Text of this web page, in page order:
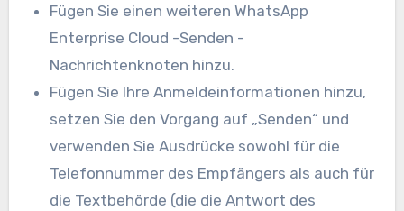
Fügen Sie einen weiteren WhatsApp
Enterprise Cloud -Senden -
Nachrichtenknoten hinzu.
Fügen Sie Ihre Anmeldeinformationen hinzu,
setzen Sie den Vorgang auf „Senden“ und
verwenden Sie Ausdrücke sowohl für die
Telefonnummer des Empfängers als auch für
die Textbehörde (die die Antwort des